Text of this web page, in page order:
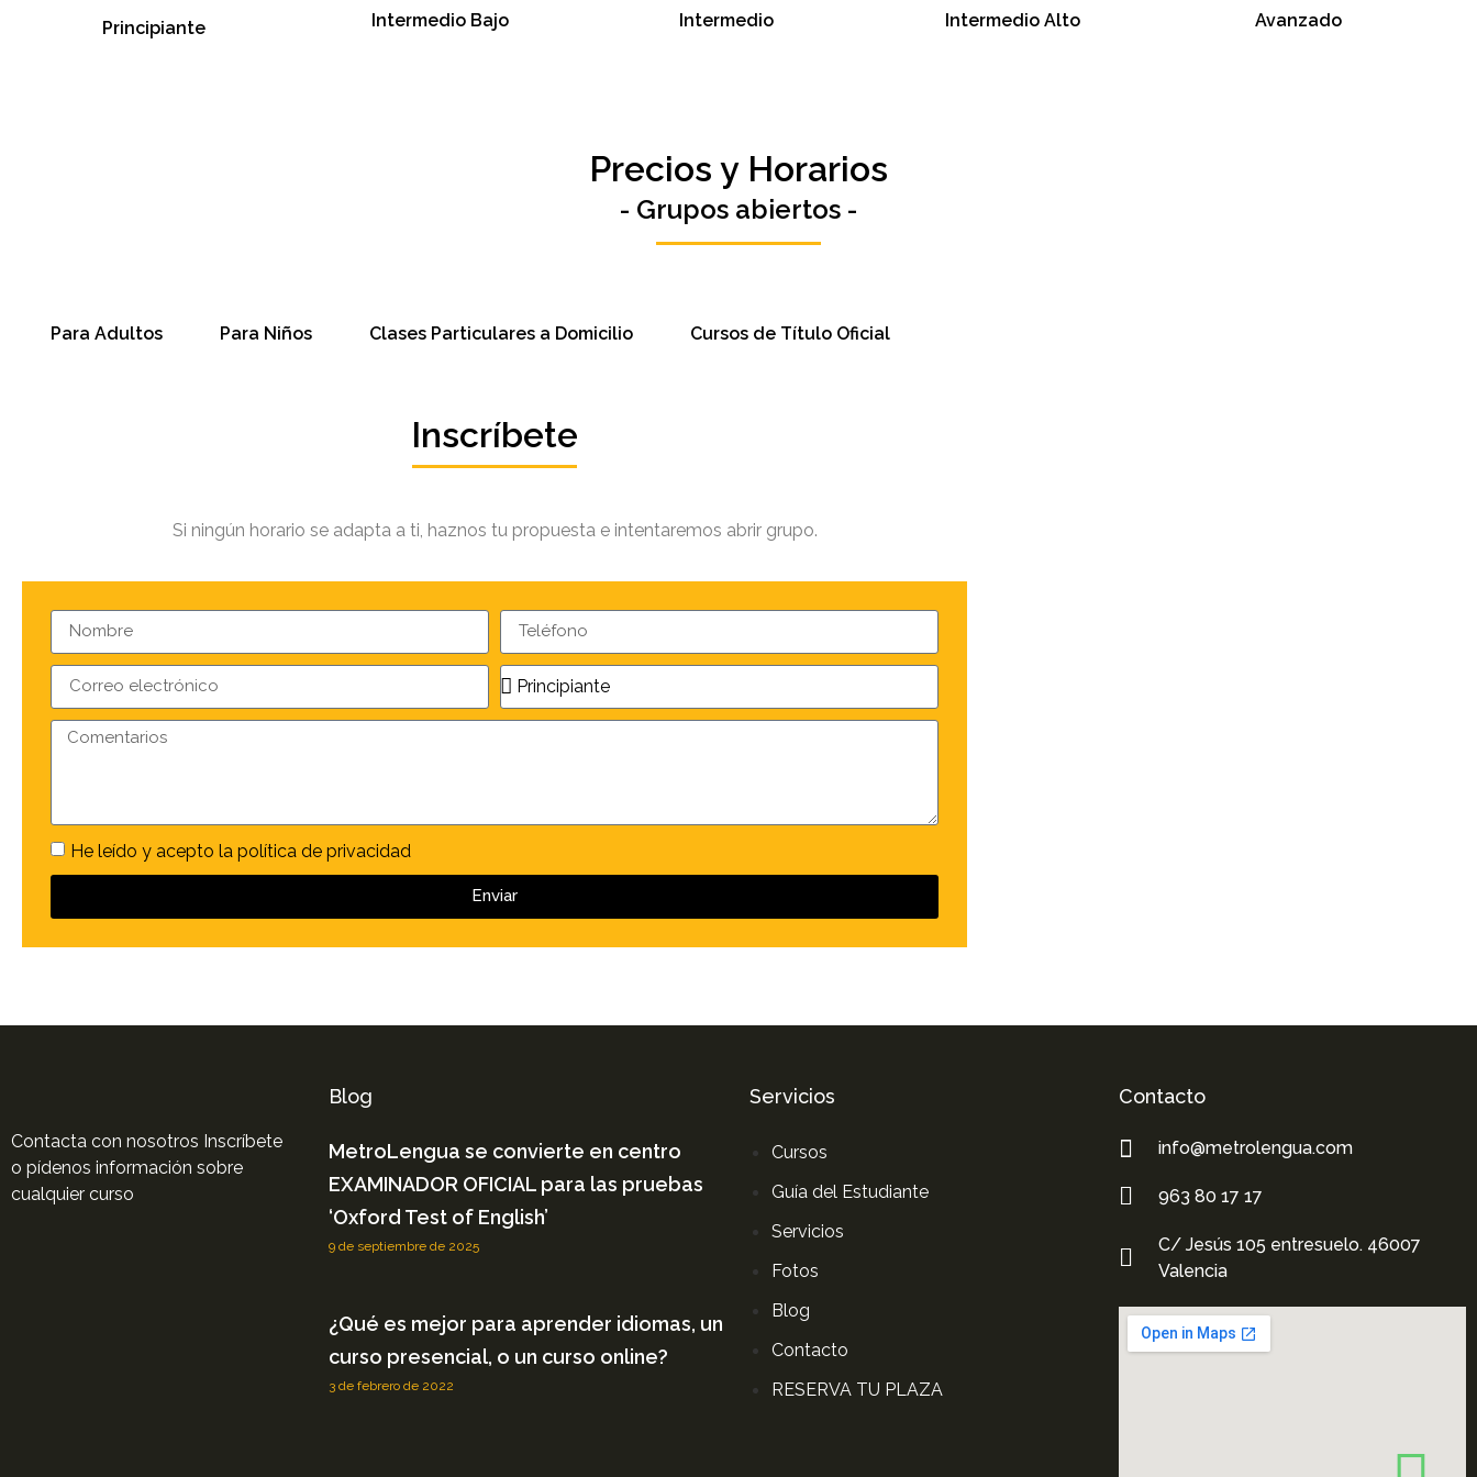
Principiante Intermedio Bajo Intermedio Intermedio Alto Avanzado
Precios y Horarios
- Grupos abiertos -
Para Adultos Para Niños Clases Particulares a Domicilio Cursos de Título Oficial
Inscríbete
Si ningún horario se adapta a ti, haznos tu propuesta e intentaremos abrir grupo.
He leído y acepto la política de privacidad
Enviar
Contacta con nosotros Inscríbete
o pídenos información sobre
cualquier curso
Blog
MetroLengua se convierte en centro
EXAMINADOR OFICIAL para las pruebas
‘Oxford Test of English’
9 de septiembre de 2025
¿Qué es mejor para aprender idiomas, un
curso presencial, o un curso online?
3 de febrero de 2022
Servicios
Cursos
Guía del Estudiante
Servicios
Fotos
Blog
Contacto
RESERVA TU PLAZA
Contacto
info@metrolengua.com
963 80 17 17
C/ Jesús 105 entresuelo. 46007
Valencia